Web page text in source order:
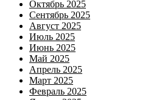
Октябрь 2025
Сентябрь 2025
Август 2025
Июль 2025
Июнь 2025
Май 2025
Апрель 2025
Март 2025
Февраль 2025